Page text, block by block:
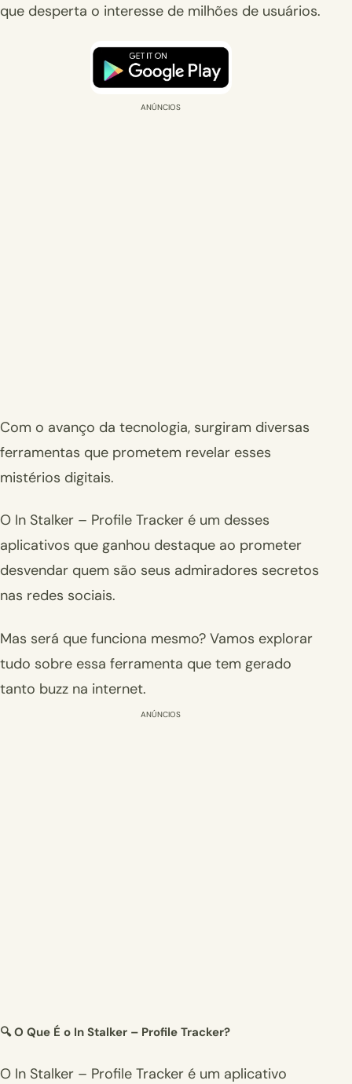
que desperta o interesse de milhões de usuários.
ANÚNCIOS
Com o avanço da tecnologia, surgiram diversas
ferramentas que prometem revelar esses
mistérios digitais.
O In Stalker – Profile Tracker é um desses
aplicativos que ganhou destaque ao prometer
desvendar quem são seus admiradores secretos
nas redes sociais.
Mas será que funciona mesmo? Vamos explorar
tudo sobre essa ferramenta que tem gerado
tanto buzz na internet.
ANÚNCIOS
🔍 O Que É o In Stalker – Profile Tracker?
O In Stalker – Profile Tracker é um aplicativo